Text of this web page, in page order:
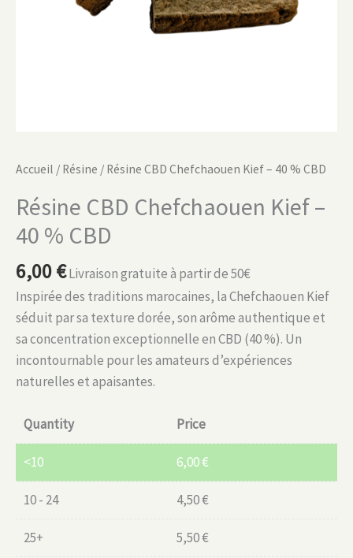
Accueil / Résine / Résine CBD Chefchaouen Kief – 40 % CBD
Résine CBD Chefchaouen Kief –
40 % CBD
6,00€Livraison gratuite à partir de 50€
Inspirée des traditions marocaines, la Chefchaouen Kief
séduit par sa texture dorée, son arôme authentique et
sa concentration exceptionnelle en CBD (40 %). Un
incontournable pour les amateurs d’expériences
naturelles et apaisantes.
Quantity Price
<10 6,00€
10 - 24 4,50€
25+ 5,50€